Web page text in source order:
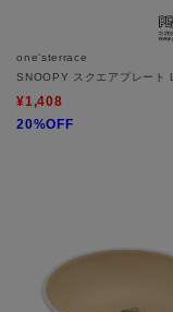
one'sterrace
SNOOPY スクエアプレート L
¥1,408
20%OFF